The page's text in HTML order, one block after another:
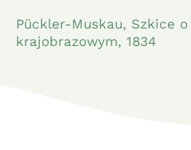
Pückler-Muskau, Szkice
krajobrazowym, 1834